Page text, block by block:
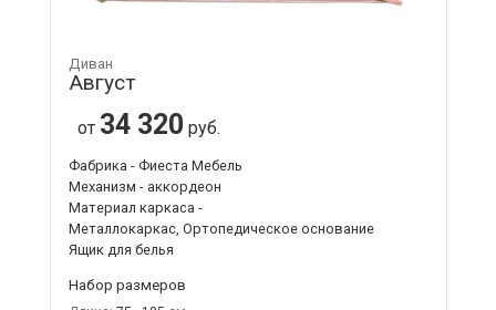
Диван
Август
от 34 320 руб.
Фабрика - Фиеста Мебель
Механизм - аккордеон
Материал каркаса -
Металлокаркас, Ортопедическое основание
Ящик для белья
Набор размеров